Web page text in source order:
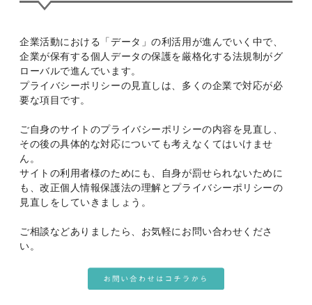
企業活動における「データ」の利活用が進んでいく中で、
企業が保有する個人データの保護を厳格化する法規制がグ
ローバルで進んでいます。
プライバシーポリシーの見直しは、多くの企業で対応が必
要な項目です。
ご自身のサイトのプライバシーポリシーの内容を見直し、
その後の具体的な対応についても考えなくてはいけませ
ん。
サイトの利用者様のためにも、自身が罰せられないために
も、改正個人情報保護法の理解とプライバシーポリシーの
見直しをしていきましょう。
ご相談などありましたら、お気軽にお問い合わせくださ
い。